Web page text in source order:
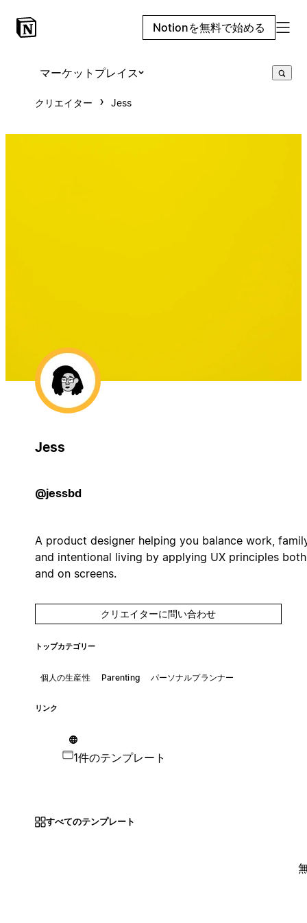
Notionを無料で始める
マーケットプレイス
クリエイター Jess
Jess
@jessbd
A product designer helping you balance work,
and intentional living by applying UX principles both
and on screens.
クリエイターに問い合わせ
トップカテゴリー
個人の生産性 Parenting パーソナルプランナー
リンク
1件のテンプレート
すべてのテンプレート